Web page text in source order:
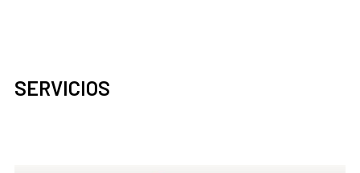
SERVICIOS